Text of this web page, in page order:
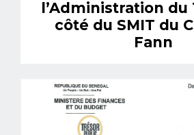
l’Administration du
côté du SMIT du
Fann